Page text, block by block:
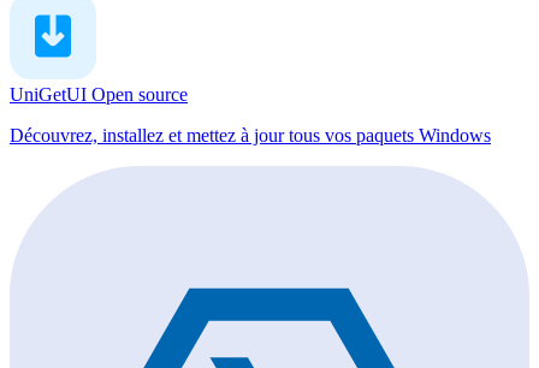
UniGetUI Open source
Découvrez, installez et mettez à jour tous vos paquets Windows